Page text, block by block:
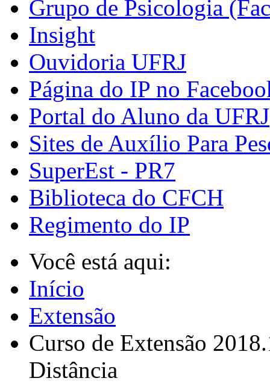
Grupo de Psicologia
Insight
Ouvidoria UFRJ
Página do IP no
Portal do Aluno da UFRJ
Sites de Auxílio Para
SuperEst - PR7
Biblioteca do CFCH
Regimento do IP
Você está aqui:
Início
Extensão
Curso de Extensão
Distância